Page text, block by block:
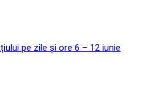
pe zile și ore 6 – 12 iunie